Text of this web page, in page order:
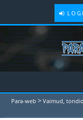
Para-web > Vaimud,